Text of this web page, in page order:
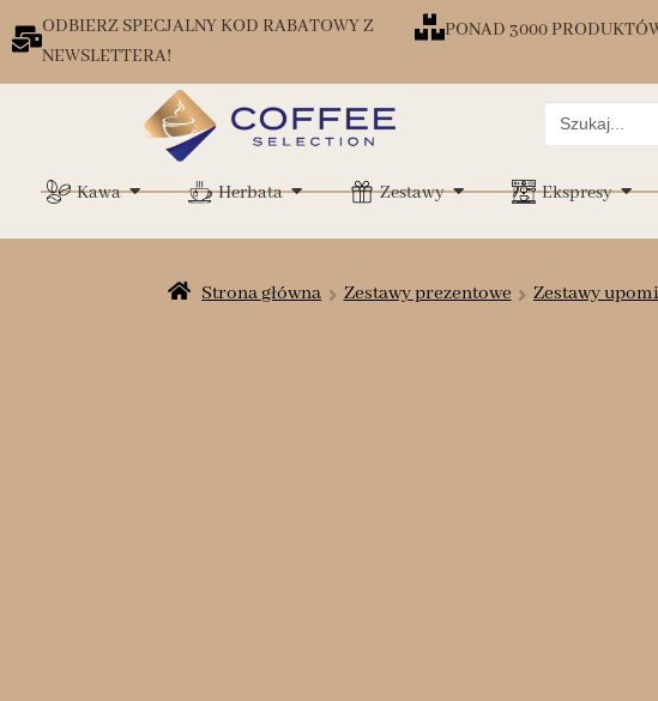
ODBIERZ SPECJALNY KOD RABATOWY Z
NEWSLETTERA!
PONAD 3000
Search
for:
Kawa Herbata Zestawy Ekspresy
Strona główna Zestawy prezentowe Zestawy